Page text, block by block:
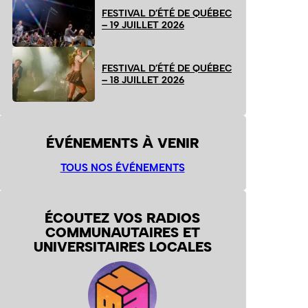
FESTIVAL D’ÉTÉ DE QUÉBEC
– 19 JUILLET 2026
FESTIVAL D’ÉTÉ DE QUÉBEC
– 18 JUILLET 2026
ÉVÉNEMENTS À VENIR
TOUS NOS ÉVÉNEMENTS
ÉCOUTEZ VOS RADIOS
COMMUNAUTAIRES ET
UNIVERSITAIRES LOCALES